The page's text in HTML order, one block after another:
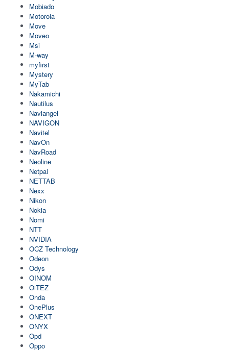
Mobiado
Motorola
Move
Moveo
Msi
M-way
myfirst
Mystery
MyTab
Nakamichi
Nautilus
Naviangel
NAVIGON
Navitel
NavOn
NavRoad
Neoline
Netpal
NETTAB
Nexx
Nikon
Nokia
Nomi
NTT
NVIDIA
OCZ Technology
Odeon
Odys
OINOM
OiTEZ
Onda
OnePlus
ONEXT
ONYX
Opd
Oppo